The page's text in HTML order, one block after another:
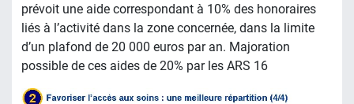
prévoit une aide correspondant à 10% des honoraires
liés à l’activité dans la zone concernée, dans la limite
d’un plafond de 20 000 euros par an. Majoration
possible de ces aides de 20% par les ARS 16